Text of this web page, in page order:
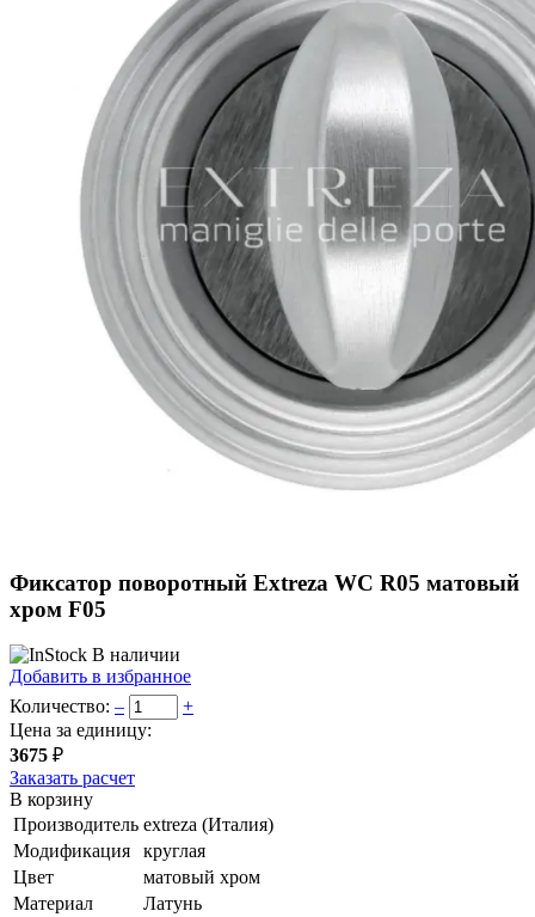
Фиксатор поворотный Extreza WC R05 матовый
хром F05
В наличии
Добавить в избранное
Количество: –
+
Цена за единицу:
3675 ₽
Заказать расчет
В корзину
Производитель extreza (Италия)
Модификация
круглая
Цвет
матовый хром
Материал
Латунь